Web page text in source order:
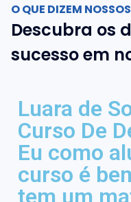
O QUE DIZEM
Descubra os
sucesso em
Luara de
Curso De
Eu como
curso é
tem um